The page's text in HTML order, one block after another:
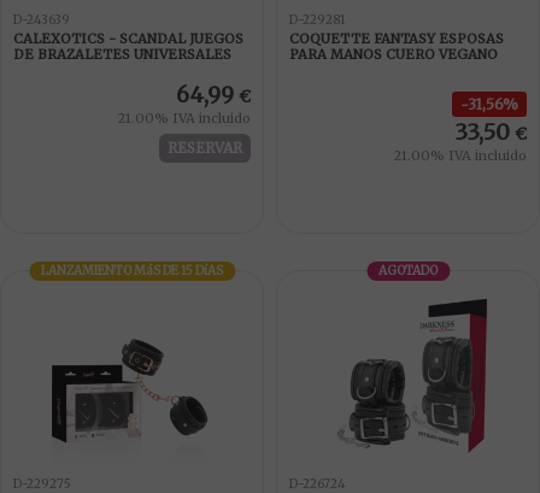
D-243639
CALEXOTICS - SCANDAL JUEGOS
DE BRAZALETES UNIVERSALES
64,99 €
21.00% IVA incluido
RESERVAR
D-229281
COQUETTE FANTASY ESPOSAS
PARA MANOS CUERO VEGANO
31,56%
33,50 €
21.00% IVA incluido
LANZAMIENTOMáS DE 15 DíAS
D-229275
AGOTADO
D-226724